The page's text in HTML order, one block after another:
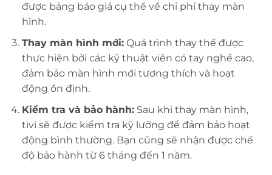
được bảng báo giá cụ thể về chi phí thay màn
hình.
Thay màn hình mới:Quá trình thay thế được
thực hiện bởi các kỹ thuật viên có tay nghề cao,
đảm bảo màn hình mới tương thích và hoạt
động ổn định.
Kiểm tra và bảo hành:Sau khi thay màn hình,
tivi sẽ được kiểm tra kỹ lưỡng để đảm bảo hoạt
động bình thường. Bạn cũng sẽ nhận được chế
độ bảo hành từ 6 tháng đến 1 năm.